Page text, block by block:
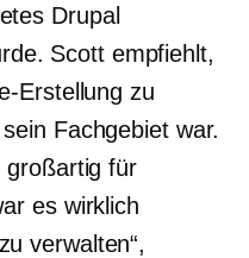
Drupal
Scott empfiehlt,
Erstellung zu
Fachgebiet war.
großartig für
es wirklich
verwalten“,